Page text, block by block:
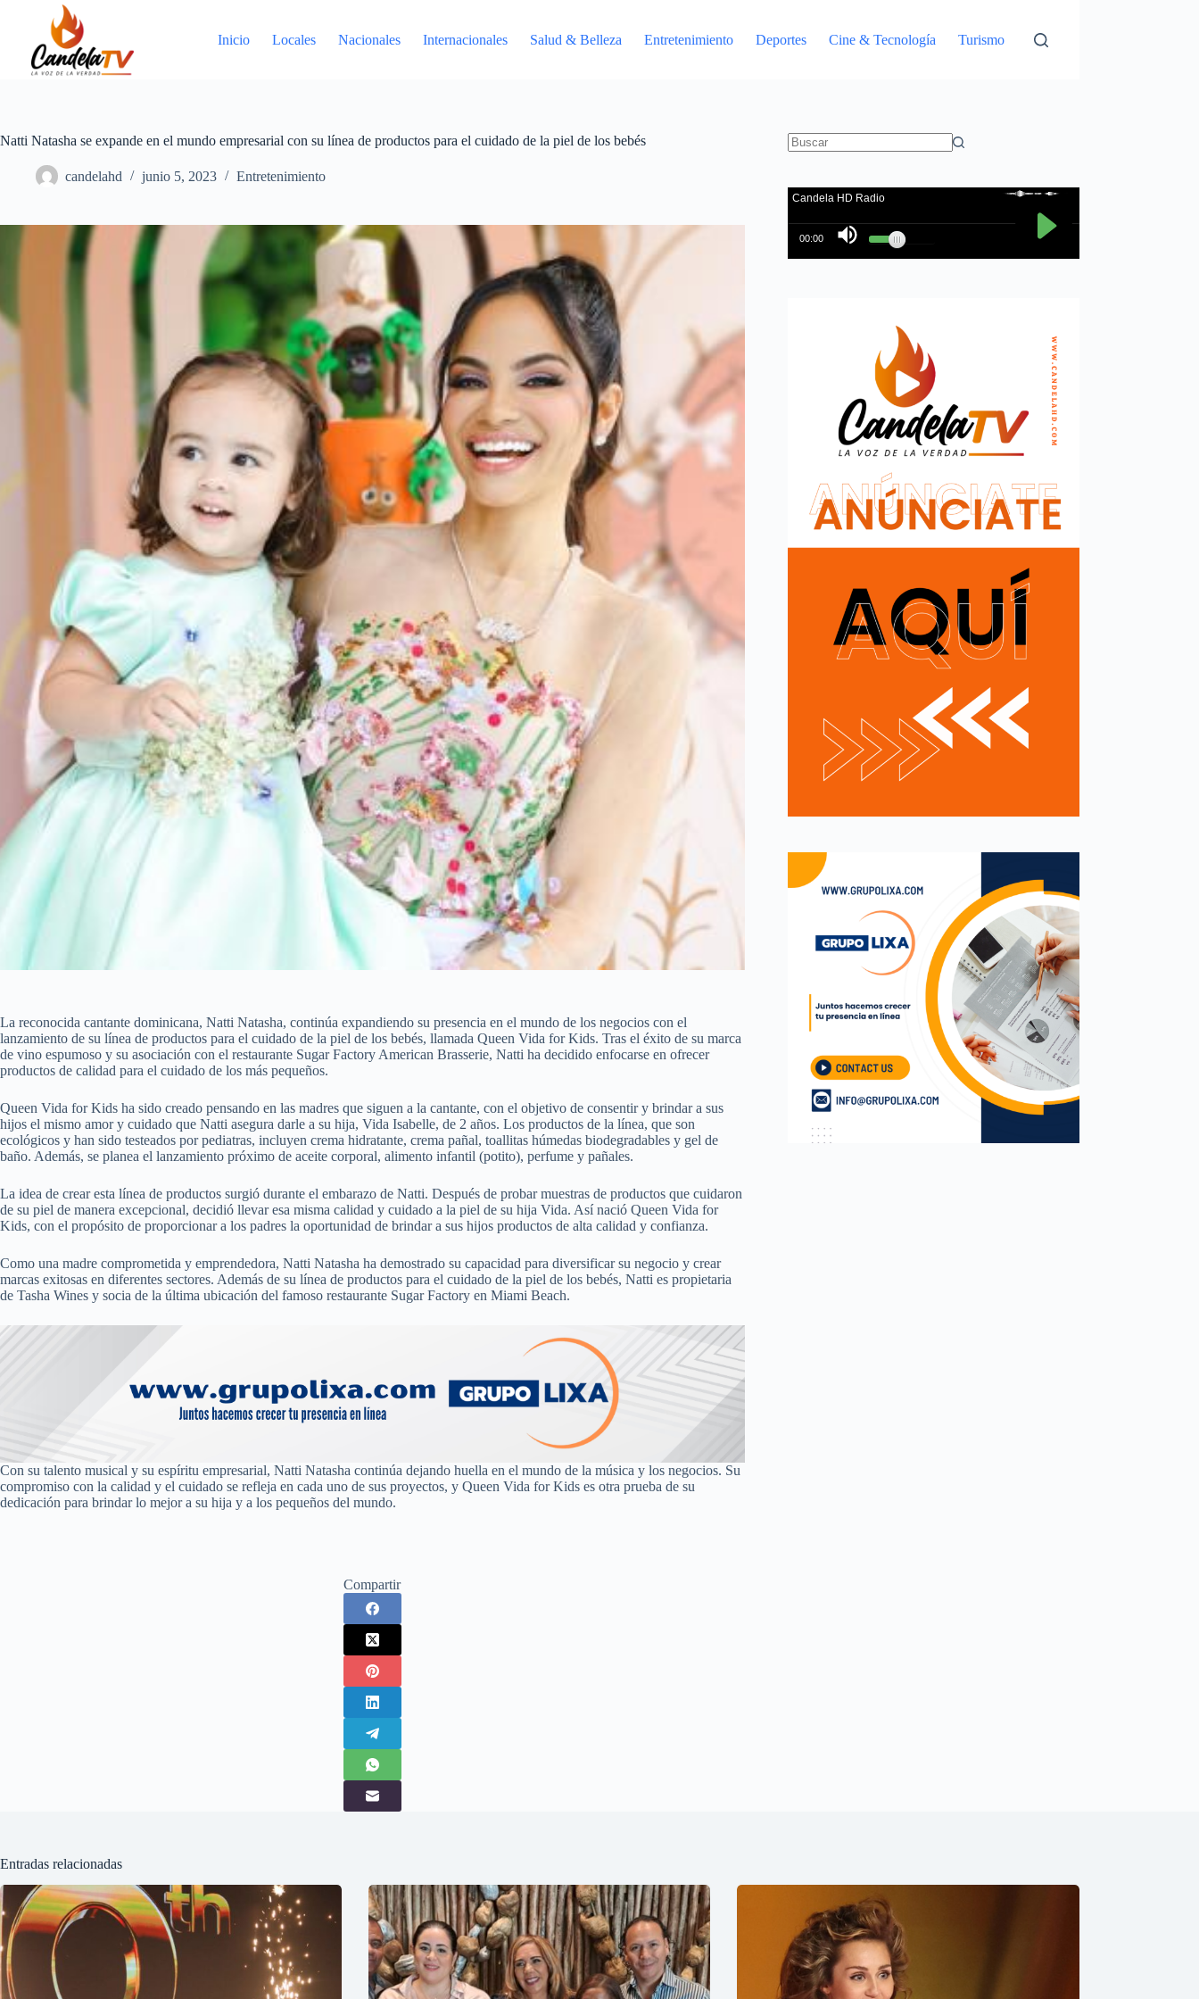
contenido
Inicio Locales Nacionales Internacionales Salud & Belleza Entretenimiento Deportes Cine & Tecnología Turismo
Natti Natasha se expande en el mundo empresarial con su línea de productos para el cuidado de la piel de los bebés
candelahd junio 5, 2023 Entretenimiento
La reconocida cantante dominicana, Natti Natasha, continúa expandiendo su presencia en el mundo de los negocios con el
lanzamiento de su línea de productos para el cuidado de la piel de los bebés, llamada Queen Vida for Kids. Tras el éxito de su marca
de vino espumoso y su asociación con el restaurante Sugar Factory American Brasserie, Natti ha decidido enfocarse en ofrecer
productos de calidad para el cuidado de los más pequeños.
Queen Vida for Kids ha sido creado pensando en las madres que siguen a la cantante, con el objetivo de consentir y brindar a sus
hijos el mismo amor y cuidado que Natti asegura darle a su hija, Vida Isabelle, de 2 años. Los productos de la línea, que son
ecológicos y han sido testeados por pediatras, incluyen crema hidratante, crema pañal, toallitas húmedas biodegradables y gel de
baño. Además, se planea el lanzamiento próximo de aceite corporal, alimento infantil (potito), perfume y pañales.
La idea de crear esta línea de productos surgió durante el embarazo de Natti. Después de probar muestras de productos que cuidaron
de su piel de manera excepcional, decidió llevar esa misma calidad y cuidado a la piel de su hija Vida. Así nació Queen Vida for
Kids, con el propósito de proporcionar a los padres la oportunidad de brindar a sus hijos productos de alta calidad y confianza.
Como una madre comprometida y emprendedora, Natti Natasha ha demostrado su capacidad para diversificar su negocio y crear
marcas exitosas en diferentes sectores. Además de su línea de productos para el cuidado de la piel de los bebés, Natti es propietaria
de Tasha Wines y socia de la última ubicación del famoso restaurante Sugar Factory en Miami Beach.
Con su talento musical y su espíritu empresarial, Natti Natasha continúa dejando huella en el mundo de la música y los negocios. Su
compromiso con la calidad y el cuidado se refleja en cada uno de sus proyectos, y Queen Vida for Kids es otra prueba de su
dedicación para brindar lo mejor a su hija y a los pequeños del mundo.
Compartir
Entradas relacionadas